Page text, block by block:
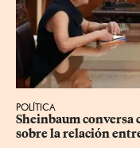
POLÍTICA
Sheinbaum
sobre la relación